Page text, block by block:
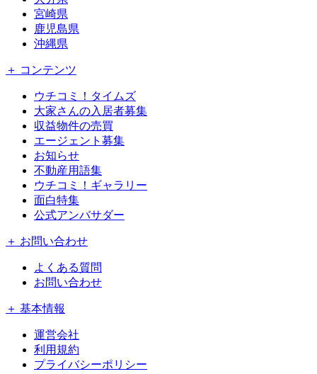
宮崎県
鹿児島県
沖縄県
＋ コンテンツ
ウチコミ！タイムズ
大家さんの入居者募集
収益物件の売買
エージェント募集
お知らせ
不動産用語集
ウチコミ！ギャラリー
面白特集
公式アンバサダー
＋ お問い合わせ
よくある質問
お問い合わせ
＋ 基本情報
運営会社
利用規約
プライバシーポリシー